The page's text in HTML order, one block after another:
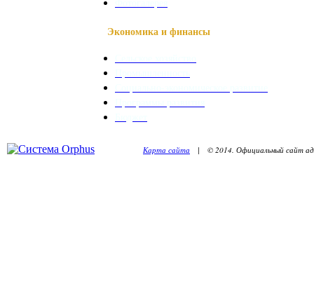
Экономика и финансы
Карта сайта | © 2014. Официальный сайт